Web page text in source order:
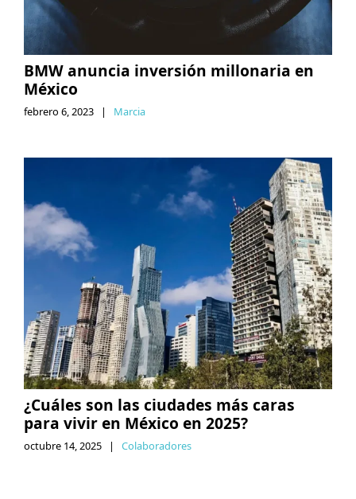
BMW anuncia inversión millonaria en
México
febrero 6, 2023 | Marcia
¿Cuáles son las ciudades más caras
para vivir en México en 2025?
octubre 14, 2025 | Colaboradores